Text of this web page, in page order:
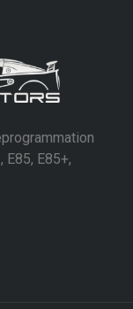
E85, E85+,